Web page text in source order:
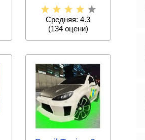
множеством
вариантов для
тюнинга
Средняя: 4.3
(134оцени)